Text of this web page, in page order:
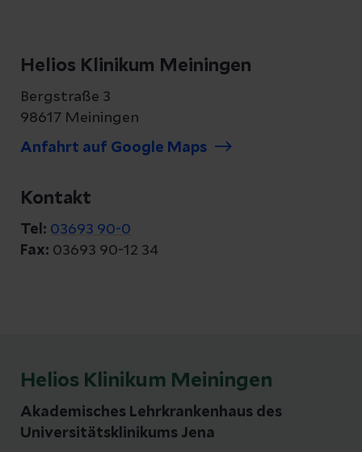
Helios Klinikum Meiningen
Bergstraße 3
98617 Meiningen
Anfahrt auf Google Maps
Kontakt
Tel: 03693 90-0
Fax: 03693 90-12 34
Helios Klinikum Meiningen
Akademisches Lehrkrankenhaus des
Universitätsklinikums Jena